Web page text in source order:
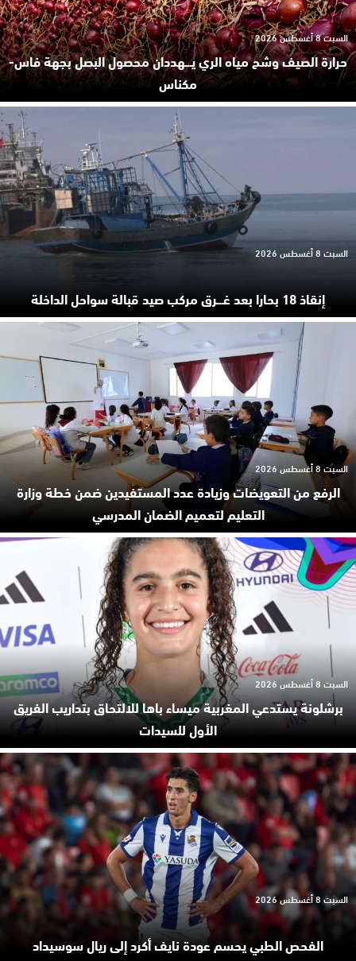
حرارة الصيف وشح مياه الري يـ.ـهددان محصول البصل بجهة فاس-
مكناس
السبت 8 أغسطس 2026
إنقاذ 18 بحارا بعد غـ.ـرق مركب صيد قبالة سواحل الداخلة
السبت 8 أغسطس 2026
الرفع من التعويضات وزيادة عدد المستفيدين ضمن خطة وزارة
التعليم لتعميم الضمان المدرسي
السبت 8 أغسطس 2026
برشلونة يستدعي المغربية ميساء باها للالتحاق بتداريب الفريق
الأول للسيدات
السبت 8 أغسطس 2026
الفحص الطبي يحسم عودة نايف أكرد إلى ريال سوسيداد
السبت 8 أغسطس 2026